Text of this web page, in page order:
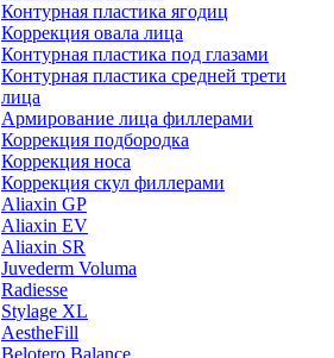
Контурная пластика ягодиц
Коррекция овала лица
Контурная пластика под глазами
Контурная пластика средней трети
лица
Армирование лица филлерами
Коррекция подбородка
Коррекция носа
Коррекция скул филлерами
Aliaxin GP
Aliaxin EV
Aliaxin SR
Juvederm Voluma
Radiesse
Stylage XL
AestheFill
Belotero Balance